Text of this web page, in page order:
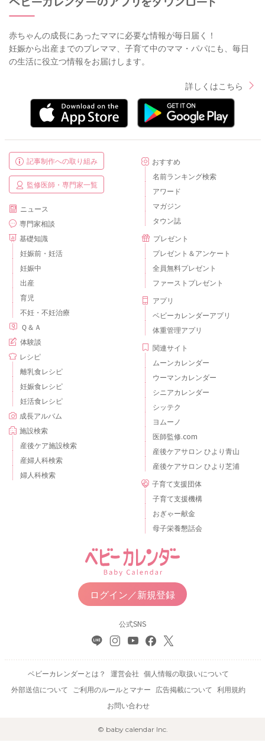
赤ちゃんの成長にあったママに必要な情報が毎日届く！
妊娠から出産までのプレママ、子育て中のママ・パパにも、毎日
の生活に役立つ情報をお届けします。
詳しくはこちら
記事制作への取り組み
監修医師・専門家一覧
ニュース
専門家相談
基礎知識
妊娠前・妊活
妊娠中
出産
育児
不妊・不妊治療
Ｑ＆Ａ
体験談
レシピ
離乳食レシピ
妊娠食レシピ
妊活食レシピ
成長アルバム
施設検索
産後ケア施設検索
産婦人科検索
婦人科検索
おすすめ
名前ランキング検索
アワード
マガジン
タウン誌
プレゼント
プレゼント＆アンケート
全員無料プレゼント
ファーストプレゼント
アプリ
ベビーカレンダーアプリ
体重管理アプリ
関連サイト
ムーンカレンダー
ウーマンカレンダー
シニアカレンダー
シッテク
ヨムーノ
医師監修.com
産後ケアサロン ひより青山
産後ケアサロン ひより芝浦
子育て支援団体
子育て支援機構
おぎゃー献金
母子栄養懇話会
ログイン／新規登録
公式SNS
ベビーカレンダーとは？ 運営会社 個人情報の取扱いについて
外部送信について
ご利用のルールとマナー 広告掲載について 利用規約
お問い合わせ
© baby calendar Inc.